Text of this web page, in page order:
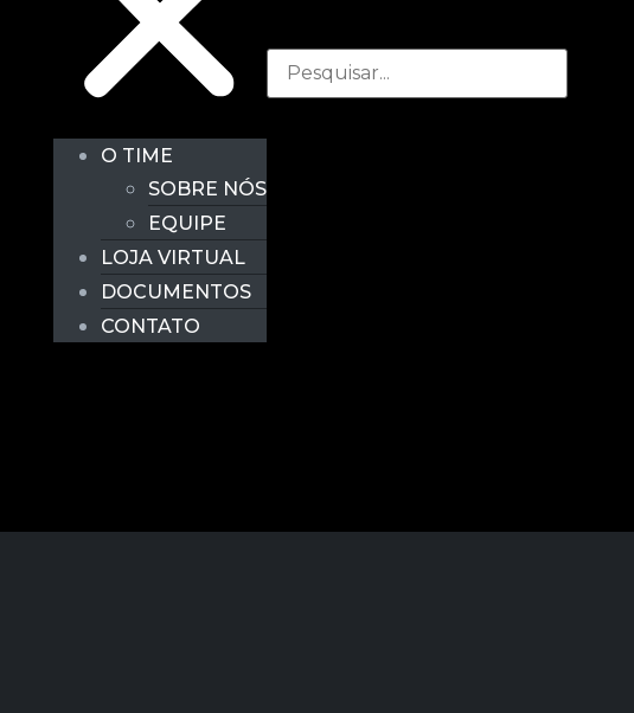
O TIME
SOBRE NÓS
EQUIPE
LOJA VIRTUAL
DOCUMENTOS
CONTATO